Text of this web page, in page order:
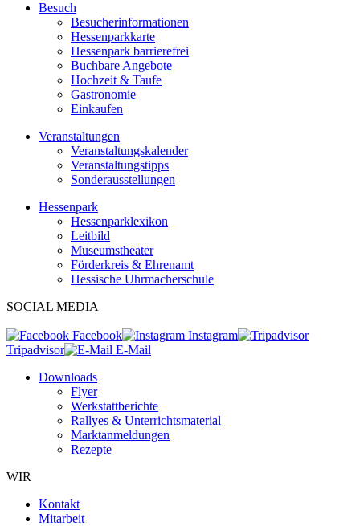
Besuch
Besucherinformationen
Hessenparkkarte
Hessenpark barrierefrei
Buchbare Angebote
Hochzeit & Taufe
Gastronomie
Einkaufen
Veranstaltungen
Veranstaltungskalender
Veranstaltungstipps
Sonderausstellungen
Hessenpark
Hessenparklexikon
Leitbild
Museumstheater
Förderkreis & Ehrenamt
Hessische Uhrmacherschule
SOCIAL MEDIA
Facebook
Instagram
Tripadvisor
E-Mail
Downloads
Flyer
Werkstattberichte
Rallyes & Unterrichtsmaterial
Marktanmeldungen
Rezepte
WIR
Kontakt
Mitarbeit